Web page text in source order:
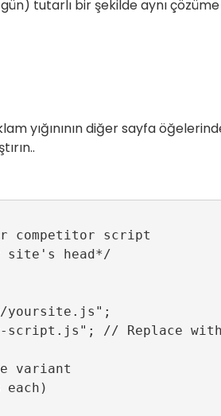
tutarlı bir şekilde aynı çözüme
yığınının diğer sayfa
competitor script
site's head*/
yoursite.js";
script.js"; // Replace
variant